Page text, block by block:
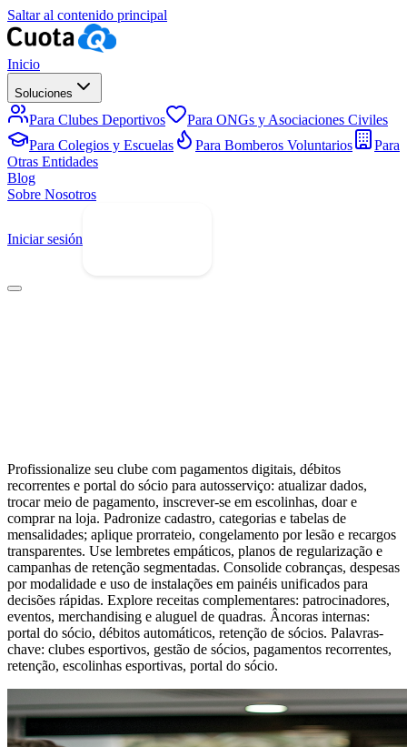
Saltar al contenido principal
Inicio
Soluciones
Para Clubes Deportivos
Para ONGs y Asociaciones Civiles
Para Colegios y Escuelas
Para Bomberos Voluntarios
Para
Otras Entidades
Blog
Sobre Nosotros
Iniciar sesión
Profissionalize seu clube com pagamentos digitais, débitos
recorrentes e portal do sócio para autosserviço: atualizar dados,
trocar meio de pagamento, inscrever-se em escolinhas, doar e
comprar na loja. Padronize cadastro, categorias e tabelas de
mensalidades; aplique prorrateio, congelamento por lesão e recargos
transparentes. Use lembretes empáticos, planos de regularização e
campanhas de retenção segmentadas. Consolide cobranças, despesas
por modalidade e uso de instalações em painéis unificados para
decisões rápidas. Explore receitas complementares: patrocinadores,
eventos, merchandising e aluguel de quadras. Âncoras internas:
portal do sócio, débitos automáticos, retenção de sócios. Palavras-
chave: clubes esportivos, gestão de sócios, pagamentos recorrentes,
retenção, escolinhas esportivas, portal do sócio.